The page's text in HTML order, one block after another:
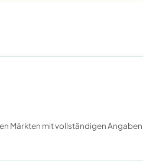
Märkten mit vollständigen Angaben